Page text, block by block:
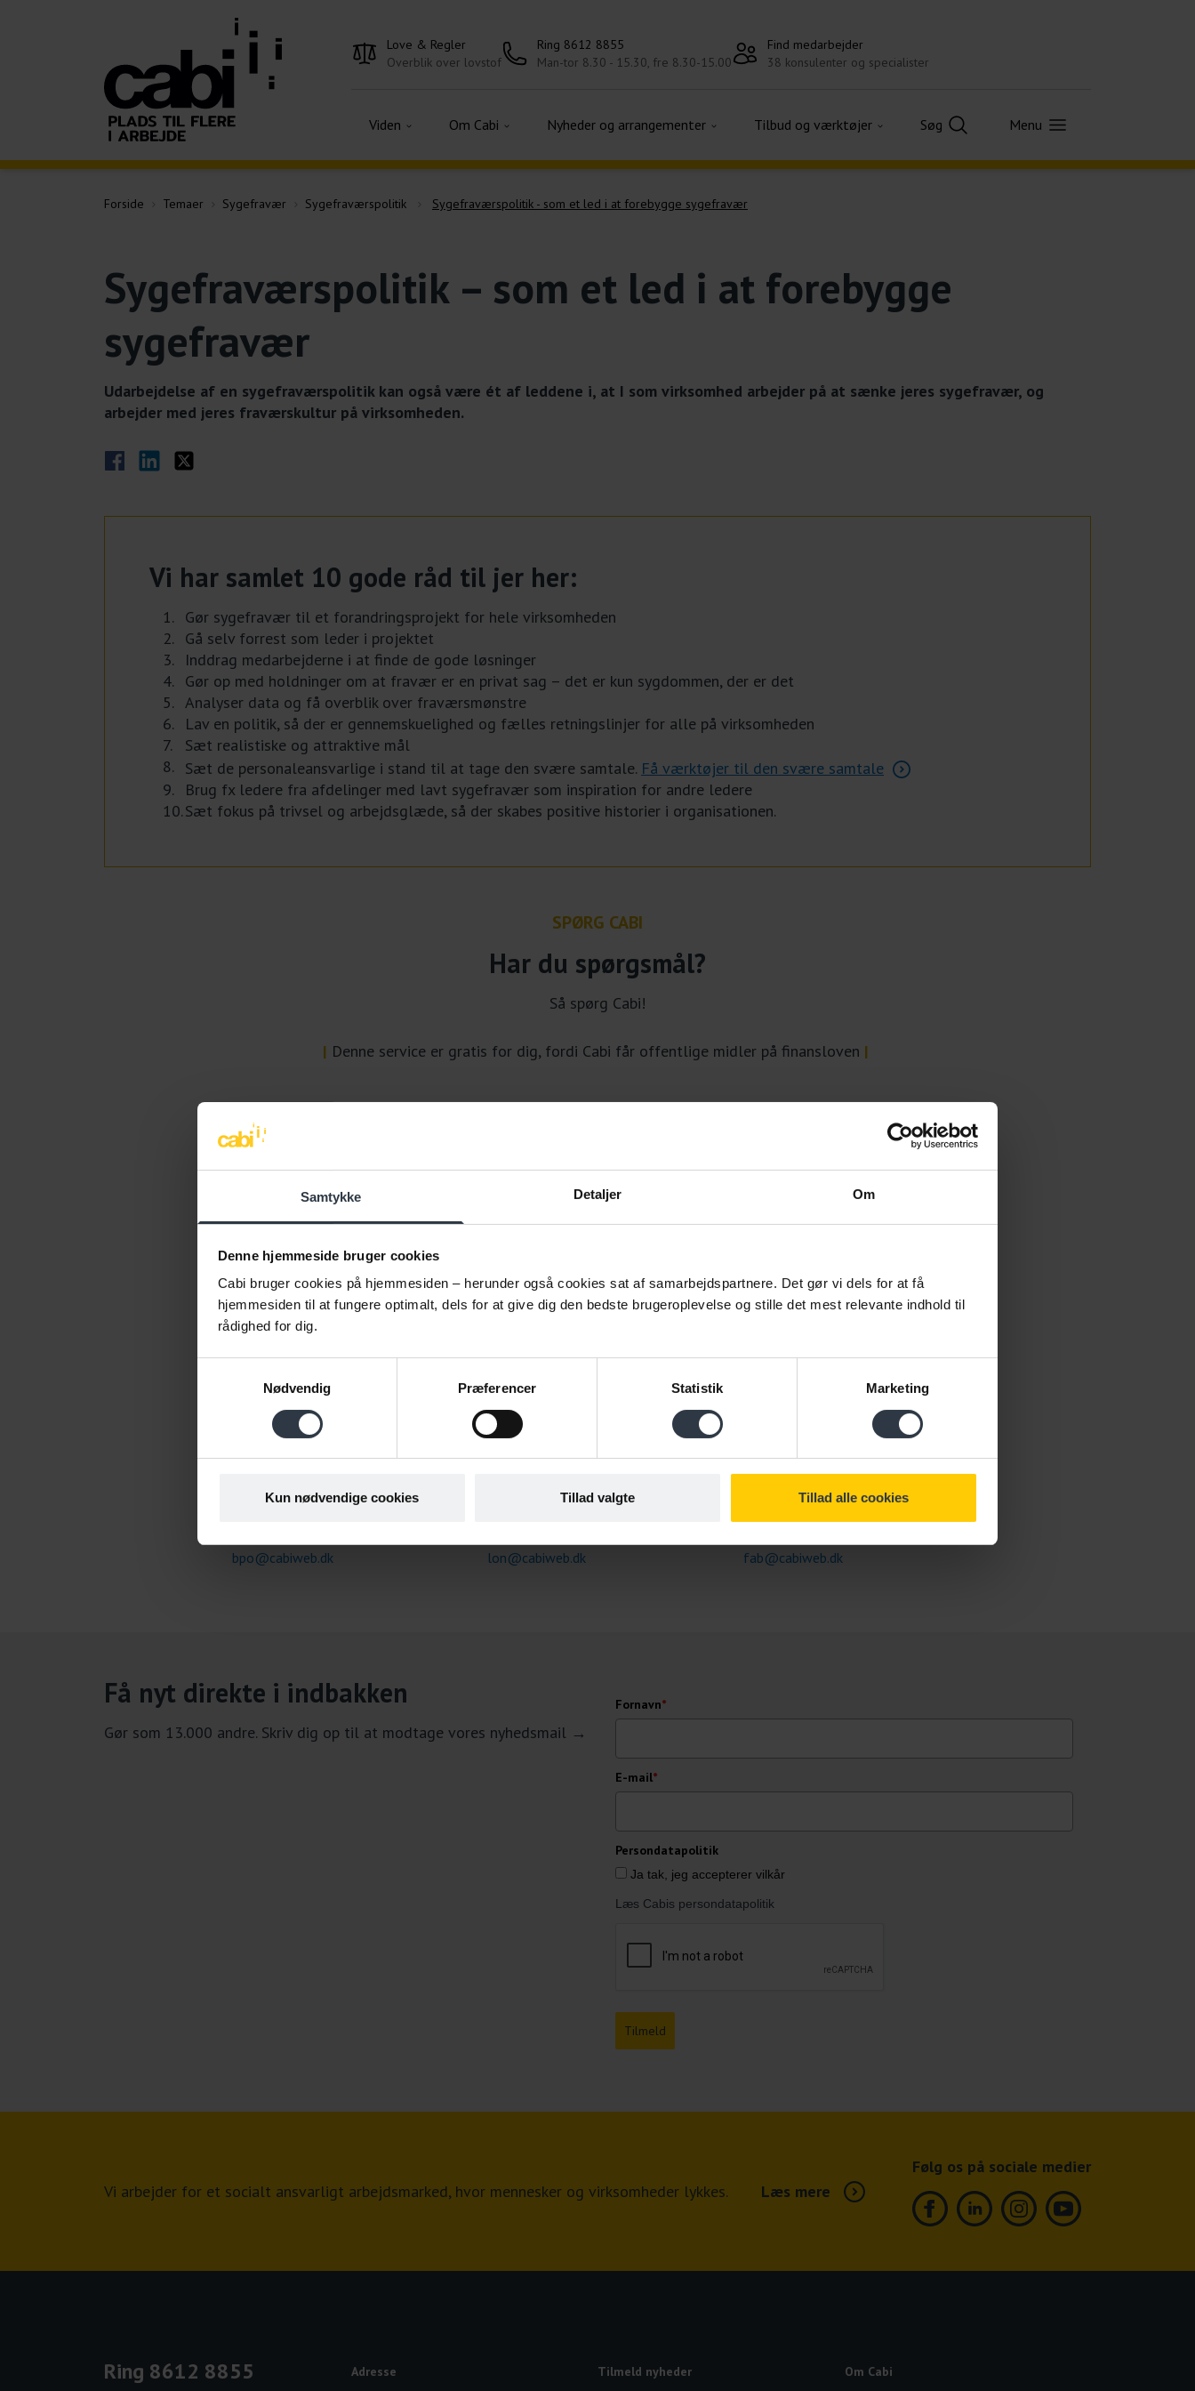
Samtykke Detaljer Om
Denne hjemmeside bruger cookies
Cabi bruger cookies på hjemmesiden – herunder også cookies sat af samarbejdspartnere. Det gør vi dels for at få
hjemmesiden til at fungere optimalt, dels for at give dig den bedste brugeroplevelse og stille det mest relevante indhold til
rådighed for dig.
Nødvendig
Præferencer Statistik Marketing
Kun nødvendige cookies Tillad valgte Tillad alle cookies
Love & Regler
Overblik over lovstof
Ring 8612 8855
Man-tor 8.30 - 15.30, fre 8.30-15.00
Find medarbejder
38 konsulenter og specialister
Viden Om Cabi Nyheder og arrangementer Tilbud og værktøjer Søg Menu
Forside Temaer Sygefravær Sygefraværspolitik Sygefraværspolitik - som et led i at forebygge sygefravær
Sygefraværspolitik – som et led i at forebygge
sygefravær
Udarbejdelse af en sygefraværspolitik kan også være ét af leddene i, at I som virksomhed arbejder på at sænke jeres sygefravær, og
arbejder med jeres fraværskultur på virksomheden.
Del på Facebook
Del på LinkedIn
Del på Twitter
Vi har samlet 10 gode råd til jer her:
Gør sygefravær til et forandringsprojekt for hele virksomheden
Gå selv forrest som leder i projektet
Inddrag medarbejderne i at finde de gode løsninger
Gør op med holdninger om at fravær er en privat sag – det er kun sygdommen, der er det
Analyser data og få overblik over fraværsmønstre
Lav en politik, så der er gennemskuelighed og fælles retningslinjer for alle på virksomheden
Sæt realistiske og attraktive mål
Sæt de personaleansvarlige i stand til at tage den svære samtale. Få værktøjer til den svære samtale
Brug fx ledere fra afdelinger med lavt sygefravær som inspiration for andre ledere
Sæt fokus på trivsel og arbejdsglæde, så der skabes positive historier i organisationen.
SPØRG CABI
Har du spørgsmål?
Så spørg Cabi!
| Denne service er gratis for dig, fordi Cabi får offentlige midler på finansloven |
Chefkonsulent
Sygefravær | Psykisk arbejdsmiljø |
Arbejdspladskultur | Inkluderende
Inklusionskapacitet |
”Den svære samtale”
bpo@cabiweb.dk
Seniorkonsulent
Sygefravær | Stress I Psykisk
arbejdsmiljø I Organisationsudvikling
Inklusionskapacitet | Facilitering i
lon@cabiweb.dk
Sygefravær | Arbejdsmiljø | Inklusion
| Forebyggelse | Stress | Sparring I
fab@cabiweb.dk
Få nyt direkte i indbakken
Gør som 13.000 andre. Skriv dig op til at modtage vores nyhedsmail →
Fornavn*
E-mail*
Persondatapolitik
Ja tak, jeg accepterer vilkår
Læs Cabis persondatapolitik
Tilmeld
Vi arbejder for et socialt ansvarligt arbejdsmarked, hvor mennesker og virksomheder lykkes. Læs mere
Følg os på sociale medier
Ring 8612 8855 Adresse Tilmeld nyheder Om Cabi